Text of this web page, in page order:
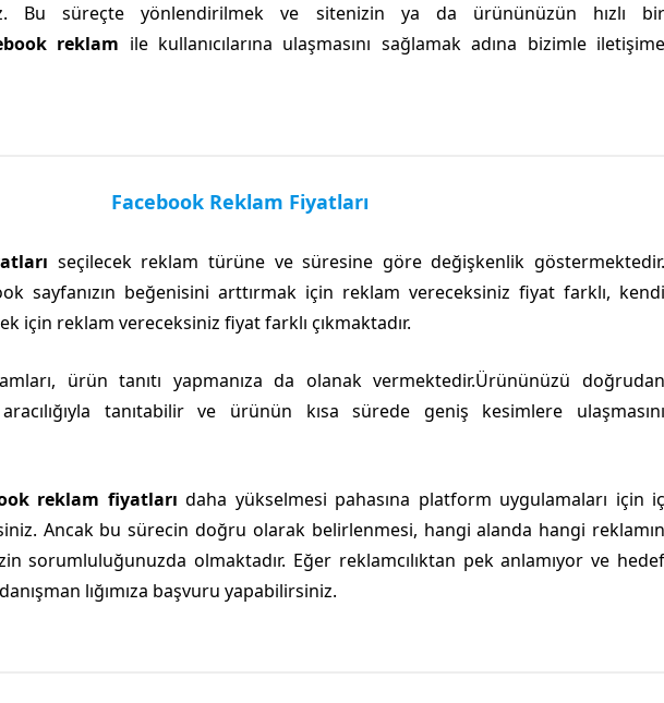
Bu süreçte yönlendirilmek ve sitenizin ya da ürününüzün hızlı bir
reklam ile kullanıcılarına ulaşmasını sağlamak adına bizimle iletişime
Facebook Reklam Fiyatları
seçilecek reklam türüne ve süresine göre değişkenlik göstermektedir.
sayfanızın beğenisini arttırmak için reklam vereceksiniz fiyat farklı, kendi
için reklam vereceksiniz fiyat farklı çıkmaktadır.
ürün tanıtı yapmanıza da olanak vermektedir.Ürününüzü doğrudan
tanıtabilir ve ürünün kısa sürede geniş kesimlere ulaşmasını
reklam fiyatları daha yükselmesi pahasına platform uygulamaları için iç
Ancak bu sürecin doğru olarak belirlenmesi, hangi alanda hangi reklamın
sorumluluğunuzda olmaktadır. Eğer reklamcılıktan pek anlamıyor ve hedef
lığımıza başvuru yapabilirsiniz.